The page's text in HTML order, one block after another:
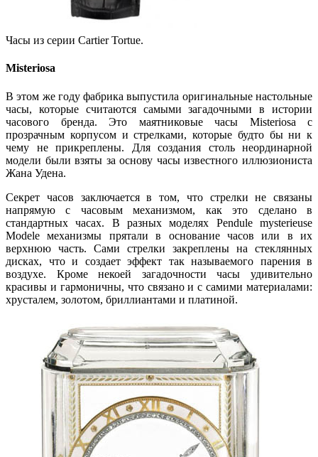
Часы из серии Cartier Tortue.
Misteriosa
В этом же году фабрика выпустила оригинальные настольные
часы, которые считаются самыми загадочными в истории
часового бренда. Это маятниковые часы Misteriosa с
прозрачным корпусом и стрелками, которые будто бы ни к
чему не прикреплены. Для создания столь неординарной
модели были взяты за основу часы известного иллюзиониста
Жана Удена.
Секрет часов заключается в том, что стрелки не связаны
напрямую с часовым механизмом, как это сделано в
стандартных часах. В разных моделях Pendule mysterieuse
Modele механизмы прятали в основание часов или в их
верхнюю часть. Сами стрелки закреплены на стеклянных
дисках, что и создает эффект так называемого парения в
воздухе. Кроме некоей загадочности часы удивительно
красивы и гармоничны, что связано и с самими материалами:
хрусталем, золотом, бриллиантами и платиной.